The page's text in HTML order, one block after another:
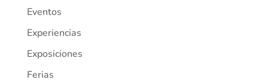
Eventos
Experiencias
Exposiciones
Ferias